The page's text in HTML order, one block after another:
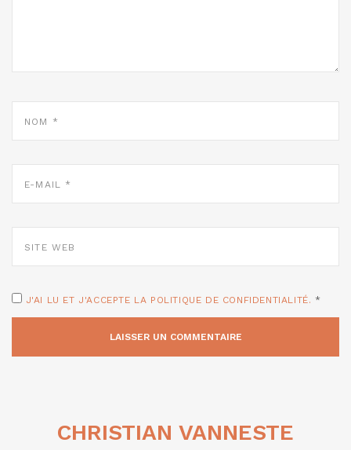
MAIL
WEB
J'AI LU ET J'ACCEPTE LA POLITIQUE DE CONFIDENTIALITÉ. *
CHRISTIAN VANNESTE